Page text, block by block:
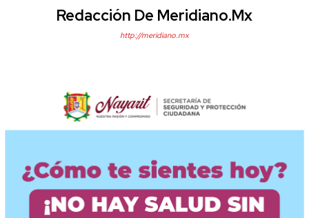
Redacción De Meridiano.mx
http://meridiano.mx